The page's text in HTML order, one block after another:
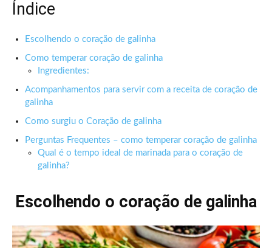
Índice
Escolhendo o coração de galinha
Como temperar coração de galinha
Ingredientes:
Acompanhamentos para servir com a receita de coração de
galinha
Como surgiu o Coração de galinha
Perguntas Frequentes – como temperar coração de galinha
Qual é o tempo ideal de marinada para o coração de
galinha?
Escolhendo o coração de galinha